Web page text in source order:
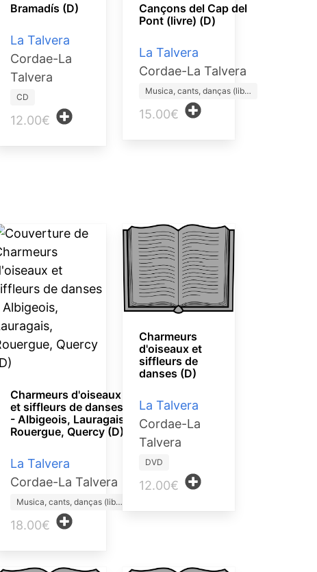
Bramadís (D)
La Talvera
Cordae-La
Talvera
CD
12.00€
Cançons del Cap del
Pont (livre) (D)
La Talvera
Cordae-La Talvera
Musica, cants, danças (lib…
15.00€
Charmeurs d'oiseaux
et siffleurs de danses
- Albigeois, Lauragais,
Rouergue, Quercy (D)
La Talvera
Cordae-La Talvera
Musica, cants, danças (lib…
18.00€
Charmeurs
d'oiseaux et
siffleurs de
danses (D)
La Talvera
Cordae-La
Talvera
DVD
12.00€